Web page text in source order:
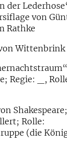
der
von
Rathke
Wittenbrink
Regie: _,
Rolle:
(die